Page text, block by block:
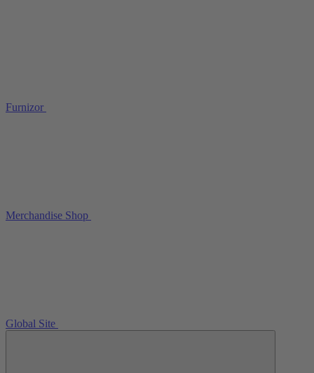
Furnizor
Merchandise Shop
Global Site